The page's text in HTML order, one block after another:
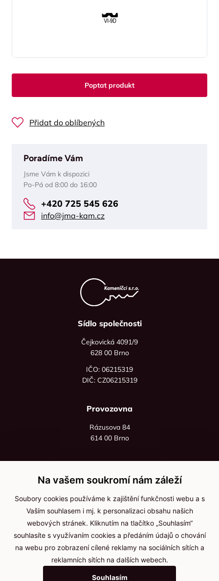
Poptat produkt
Přidat do oblíbených
Poradíme Vám
Jsme Vám k dispozici
Po-Pá od 8:00 do 16:00
+420 725 545 626
info@jma-kam.cz
Sídlo společnosti
Čejkovická 4091/9
628 00 Brno
IČO: 06215319
DIČ: CZ06215319
Provozovna
Rázusova 84
614 00 Brno
+420 736 535 066
Po - pá: 8:00 - 16:00
info@jma-kam.cz
Důležité informace
Ochrana osobních údajů
Cookies
Na vašem soukromí nám záleží
Soubory cookies používáme k zajištění funkčnosti webu a s
Vaším souhlasem i mj. k personalizaci obsahu našich
webových stránek. Kliknutím na tlačítko „Souhlasím“
souhlasíte s využívaním cookies a předáním údajů o chování
na webu pro zobrazení cílené reklamy na sociálních sítích a
reklamních sítích na dalších webech.
Souhlasím